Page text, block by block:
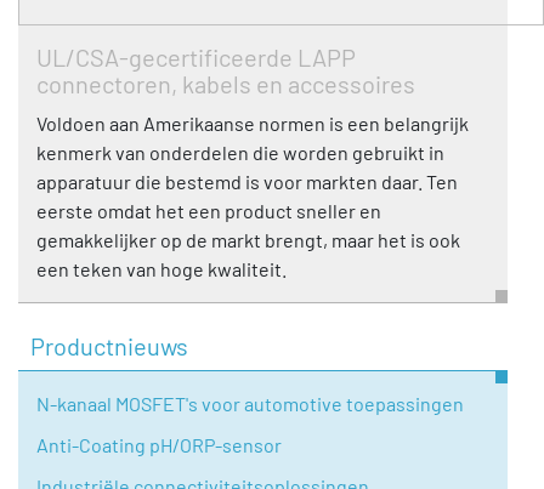
UL/CSA-gecertificeerde LAPP
connectoren, kabels en accessoires
Voldoen aan Amerikaanse normen is een belangrijk
kenmerk van onderdelen die worden gebruikt in
apparatuur die bestemd is voor markten daar. Ten
eerste omdat het een product sneller en
gemakkelijker op de markt brengt, maar het is ook
een teken van hoge kwaliteit.
Productnieuws
N-kanaal MOSFET's voor automotive toepassingen
Anti-Coating pH/ORP-sensor